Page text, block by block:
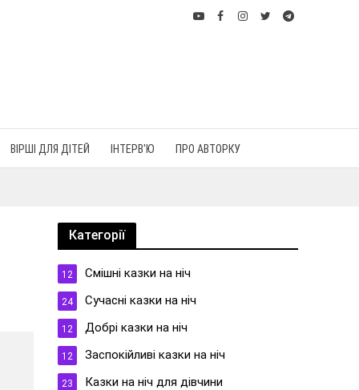
ВІРШІ ДЛЯ ДІТЕЙ ІНТЕРВ'Ю ПРО АВТОРКУ
Категорії
Cмішні казки на ніч
12
Cучасні казки на ніч
24
Добрі казки на ніч
12
Заспокійливі казки на ніч
12
Казки на ніч для дівчини
23